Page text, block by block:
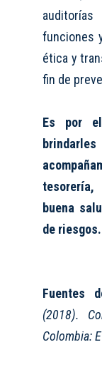
funciones
ética y
fin de
Es por
buena
de riesgos.
Fuentes
(2018).
Colombia: